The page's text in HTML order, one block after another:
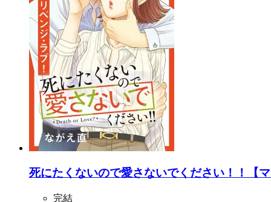
死にたくないので愛さないでください！！【
完結